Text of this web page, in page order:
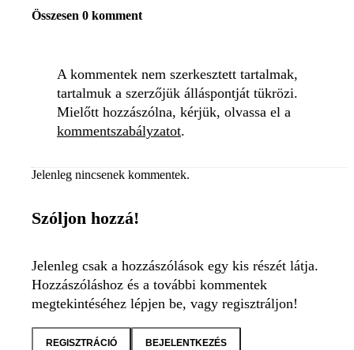
Összesen 0 komment
A kommentek nem szerkesztett tartalmak,
tartalmuk a szerzőjük álláspontját tükrözi.
Mielőtt hozzászólna, kérjük, olvassa el a
kommentszabályzatot.
Jelenleg nincsenek kommentek.
Szóljon hozzá!
Jelenleg csak a hozzászólások egy kis részét látja.
Hozzászóláshoz és a további kommentek
megtekintéséhez lépjen be, vagy regisztráljon!
REGISZTRÁCIÓ BEJELENTKEZÉS